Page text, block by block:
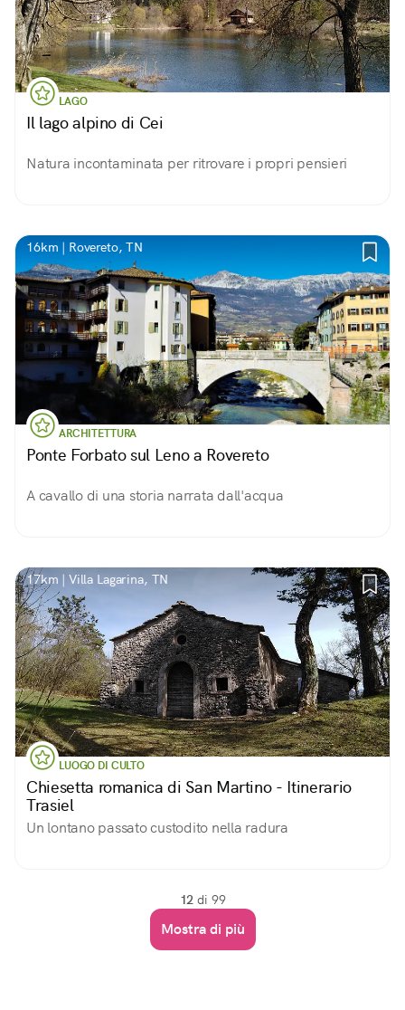
LAGO
Il lago alpino di Cei
Natura incontaminata per ritrovare i propri pensieri
16km | Rovereto, TN
ARCHITETTURA
Ponte Forbato sul Leno a Rovereto
A cavallo di una storia narrata dall'acqua
17km | Villa Lagarina, TN
LUOGO DI CULTO
Chiesetta romanica di San Martino - Itinerario
Trasiel
Un lontano passato custodito nella radura
12 di 99
Mostra di più